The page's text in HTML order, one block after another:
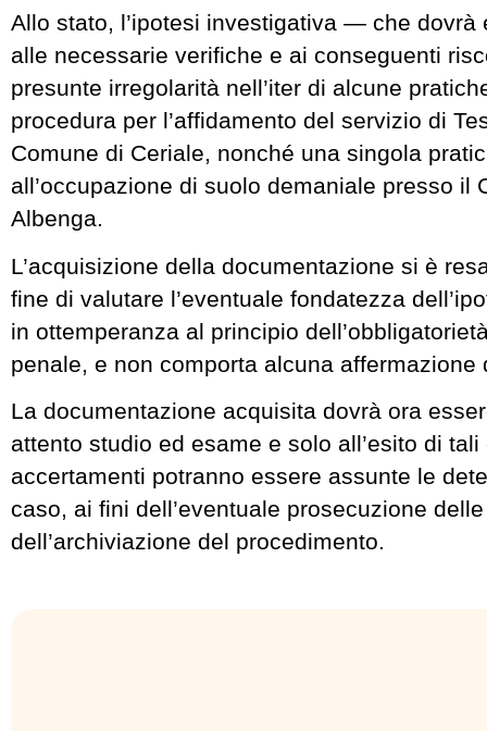
Allo stato, l’ipotesi investigativa — che dovrà
alle necessarie verifiche e ai conseguenti
presunte irregolarità nell’iter di alcune
procedura per l’affidamento del servizio di
Comune di Ceriale, nonché una singola
all’occupazione di suolo demaniale presso il
Albenga.
L’acquisizione della documentazione si è
fine di valutare l’eventuale fondatezza
in ottemperanza al principio
penale, e non comporta alcuna affermazione
La documentazione acquisita dovrà ora
attento studio ed esame e solo all’esito di
accertamenti potranno essere assunte le
caso, ai fini dell’eventuale prosecuzione
dell’archiviazione del procedimento.